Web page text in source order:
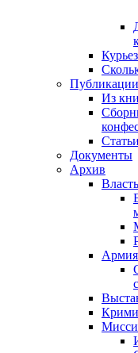
Публикации
Из
Документы
Архив
Власть